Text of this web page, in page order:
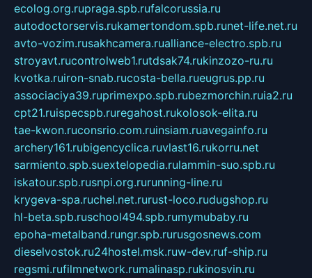
ecolog.org.rupraga.spb.rufalcorussia.ru
autodoctorservis.rukamertondom.spb.runet-life.net.ru
avto-vozim.rusakhcamera.rualliance-electro.spb.ru
stroyavt.rucontrolweb1.rutdsak74.rukinzozo-ru.ru
kvotka.ruiron-snab.rucosta-bella.rueugrus.pp.ru
associaciya39.ruprimexpo.spb.rubezmorchin.ruia2.ru
cpt21.ruispecspb.ruregahost.rukolosok-elita.ru
tae-kwon.ruconsrio.com.ruinsiam.ruavegainfo.ru
archery161.rubigencyclica.ruvlast16.rukorru.net
sarmiento.spb.suextelopedia.rulammin-suo.spb.ru
iskatour.spb.rusnpi.org.rurunning-line.ru
krygeva-spa.ruchel.net.rurust-loco.rudugshop.ru
hl-beta.spb.ruschool494.spb.rumymubaby.ru
epoha-metalband.rungr.spb.rurusgosnews.com
dieselvostok.ru24hostel.msk.ruw-dev.ruf-ship.ru
regsmi.rufilmnetwork.rumalinasp.rukinosvin.ru